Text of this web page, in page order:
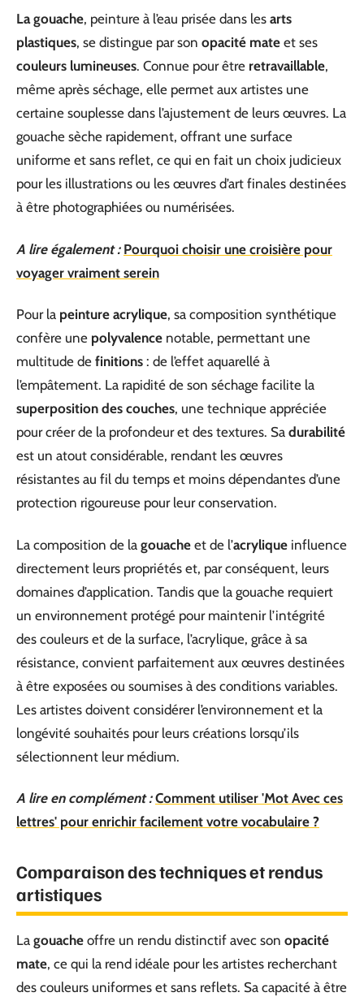
La gouache, peinture à l’eau prisée dans les arts
plastiques, se distingue par son opacité mate et ses
couleurs lumineuses. Connue pour être retravaillable,
même après séchage, elle permet aux artistes une
certaine souplesse dans l’ajustement de leurs œuvres. La
gouache sèche rapidement, offrant une surface
uniforme et sans reflet, ce qui en fait un choix judicieux
pour les illustrations ou les œuvres d’art finales destinées
à être photographiées ou numérisées.
A lire également : Pourquoi choisir une croisière pour
voyager vraiment serein
Pour la peinture acrylique, sa composition synthétique
confère une polyvalence notable, permettant une
multitude de finitions : de l’effet aquarellé à
l’empâtement. La rapidité de son séchage facilite la
superposition des couches, une technique appréciée
pour créer de la profondeur et des textures. Sa durabilité
est un atout considérable, rendant les œuvres
résistantes au fil du temps et moins dépendantes d’une
protection rigoureuse pour leur conservation.
La composition de la gouache et de l’acrylique influence
directement leurs propriétés et, par conséquent, leurs
domaines d’application. Tandis que la gouache requiert
un environnement protégé pour maintenir l’intégrité
des couleurs et de la surface, l’acrylique, grâce à sa
résistance, convient parfaitement aux œuvres destinées
à être exposées ou soumises à des conditions variables.
Les artistes doivent considérer l’environnement et la
longévité souhaités pour leurs créations lorsqu’ils
sélectionnent leur médium.
A lire en complément : Comment utiliser 'Mot Avec ces
lettres' pour enrichir facilement votre vocabulaire ?
Comparaison des techniques et rendus
artistiques
La gouache offre un rendu distinctif avec son opacité
mate, ce qui la rend idéale pour les artistes recherchant
des couleurs uniformes et sans reflets. Sa capacité à être